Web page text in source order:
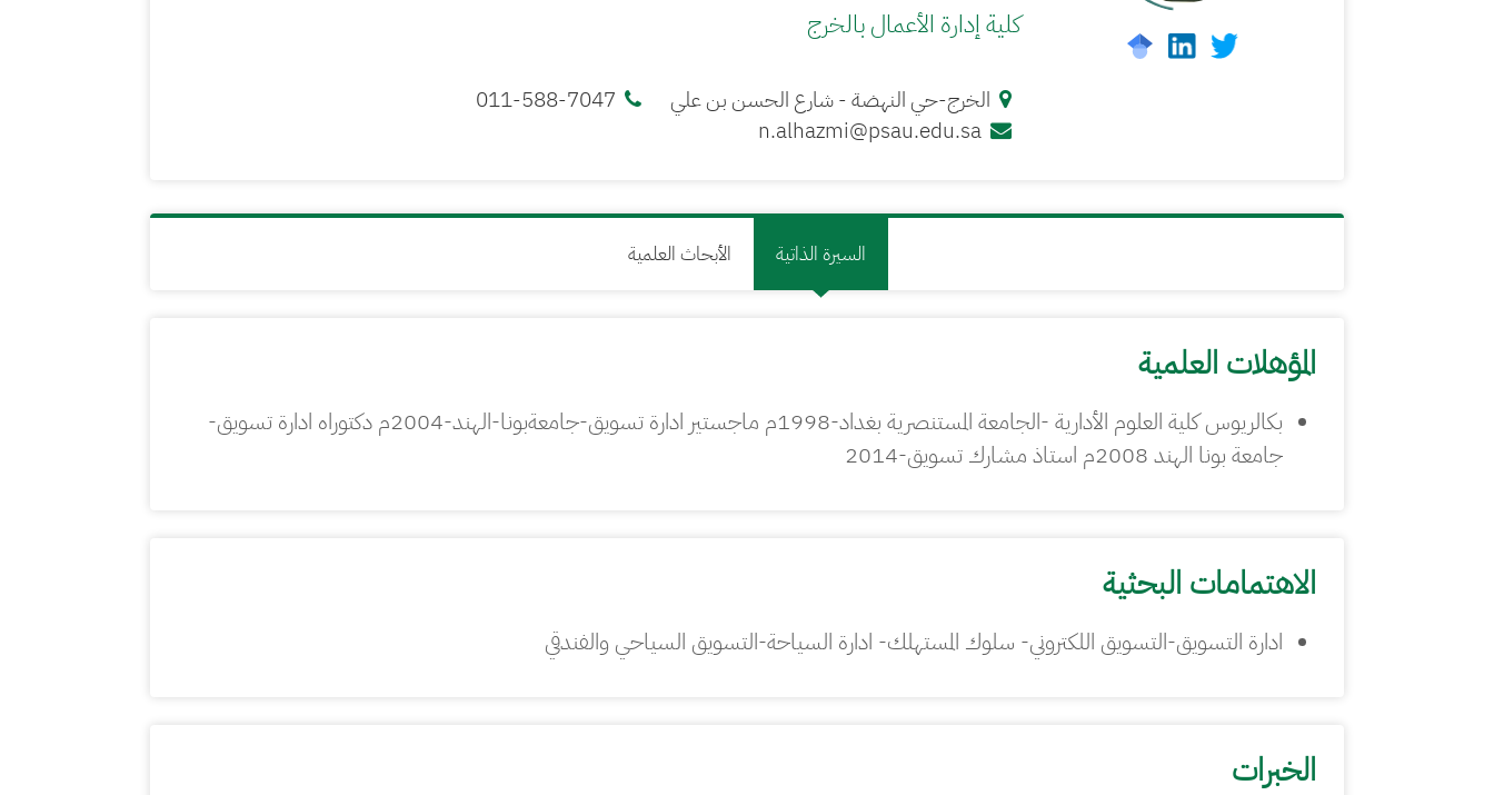
كلية إدارة الأعمال بالخرج
الخرج-حي النهضة - شارع الحسن بن علي
011-588-7047
n.alhazmi@psau.edu.sa
السيرة الذاتية الأبحاث العلمية
المؤهلات العلمية
بكالريوس كلية العلوم الأدارية -الجامعة المستنصرية بغداد-1998م ماجستير ادارة تسويق-جامعةبونا-الهند-2004م دكتوراه ادارة تسويق-
جامعة بونا الهند 2008م استاذ مشارك تسويق-2014
الاهتمامات البحثية
ادارة التسويق-التسويق اللكتروني- سلوك المستهلك- ادارة السياحة-التسويق السياحي والفندقي
الخبرات